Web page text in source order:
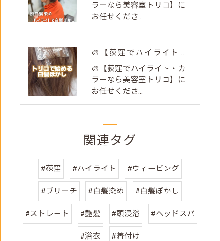
ラーなら美容室トリコ】に
お任せくださ...
🎨【荻窪でハイライト・カラーなら美容室トリコ】にお任せくださ...
🎨【荻窪でハイライト・カ
ラーなら美容室トリコ】に
お任せくださ...
関連タグ
#荻窪 #ハイライト #ウィービング
#ブリーチ #白髪染め #白髪ぼかし
#ストレート #艶髪 #頭浸浴 #ヘッドスパ
#浴衣 #着付け